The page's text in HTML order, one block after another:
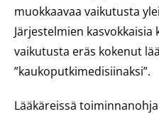
muokkaavaa vaikutusta
Järjestelmien
vaikutusta eräs kokenut
”kaukoputkimedisiinaksi”.
Lääkäreissä